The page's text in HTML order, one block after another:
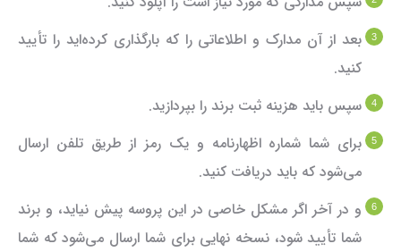
بعد از آن مدارک و اطلاعاتی را که بارگذاری کرده‌اید را تأیید
کنید.
سپس باید هزینه ثبت برند را بپردازید.
برای شما شماره اظهارنامه و یک رمز از طریق تلفن ارسال
می‌شود که باید دریافت کنید.
و در آخر اگر مشکل خاصی در این پروسه پیش نیاید، و برند
شما تأیید شود، نسخه نهایی برای شما ارسال می‌شود که شما